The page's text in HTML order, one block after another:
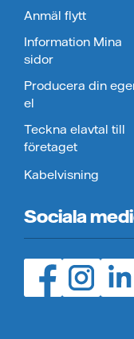
Anmäl flytt
Information Mina
sidor
Producera din
el
Teckna elavtal till
företaget
Kabelvisning
Sociala
Facebook